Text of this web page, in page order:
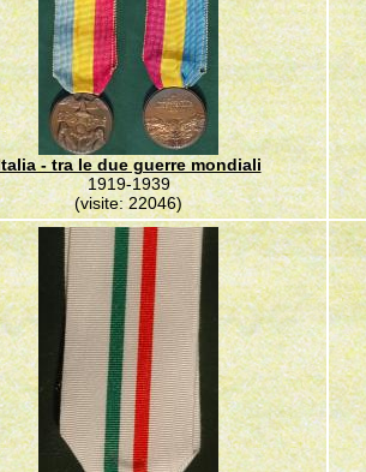
- tra le due guerre mondiali
1919-1939
(visite: 22046)